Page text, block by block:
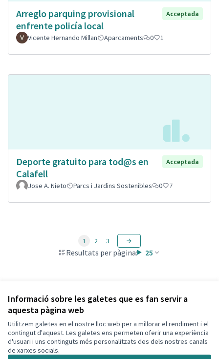
Informació sobre les galetes que es fan servir a
aquesta pàgina web
Utilitzem galetes en el nostre lloc web per a millorar el rendiment i el
contingut d'aquest. Les galetes ens permeten oferir una experiència
d'usuari i uns continguts més personalitzats des dels nostres canals
de xarxes socials.
Arreglo parquing provisional
enfrente policía local
Acceptada
Vicente Hernando Millan Aparcaments 0 1
Deporte gratuito para tod@s en
Calafell
Acceptada
Jose A. Nieto Parcs i Jardins Sostenibles 0 7
Resultats per pàgina: 25
1 2 3
Veure totes les propostes retirades
Termes i condicions d'ús
Configuració de les galetes
Decidim Calafell a X
Decidim Calafell a Facebook
Decidim Calafell a YouTube
Decidim Calafell a GitHub